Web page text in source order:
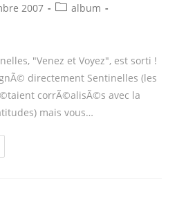
2007
Postalbum
"Venez et Voyez", est sorti !
directement Sentinelles (les
corrÃ©alisÃ©s avec la
mais vous…
et